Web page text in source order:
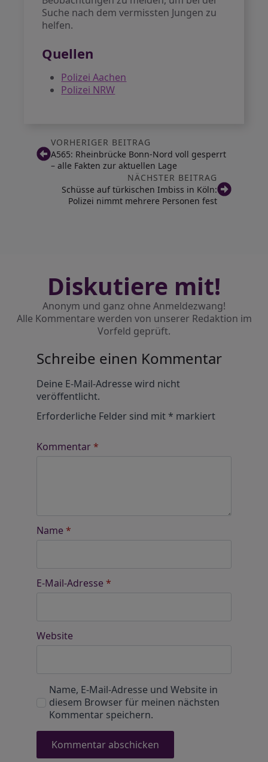
Suche nach dem vermissten Jungen zu
helfen.
Quellen
Polizei Aachen
Polizei NRW
VORHERIGER BEITRAG
A565: Rheinbrücke Bonn-Nord voll gesperrt
– alle Fakten zur aktuellen Lage
NÄCHSTER BEITRAG
Schüsse auf türkischen Imbiss in Köln:
Polizei nimmt mehrere Personen fest
Diskutiere mit!
Anonym und ganz ohne Anmeldezwang!
Alle Kommentare werden von unserer Redaktion im
Vorfeld geprüft.
Schreibe einen Kommentar
Deine E-Mail-Adresse wird nicht
veröffentlicht.
Erforderliche Felder sind mit* markiert
Kommentar*
Name *
E-Mail-Adresse *
Website
Name, E-Mail-Adresse und Website in
diesem Browser für meinen nächsten
Kommentar speichern.